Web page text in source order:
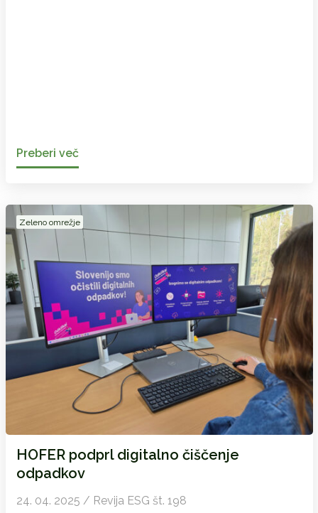
Preberi več
Zeleno omrežje
HOFER podprl digitalno čiščenje
odpadkov
24. 04. 2025 / Revija ESG št. 198